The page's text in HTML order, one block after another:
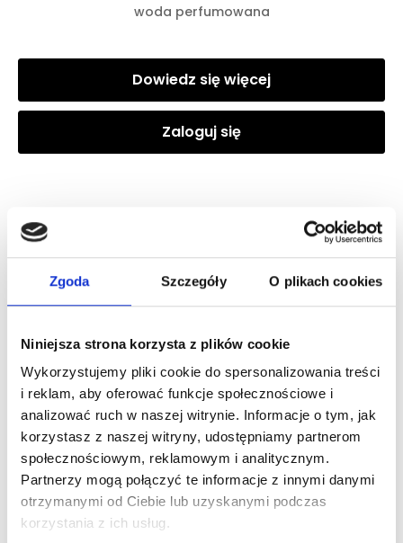
Zgoda Szczegóły O plikach cookies
Niniejsza strona korzysta z plików cookie
Wykorzystujemy pliki cookie do spersonalizowania treści
i reklam, aby oferować funkcje społecznościowe i
analizować ruch w naszej witrynie. Informacje o tym, jak
korzystasz z naszej witryny, udostępniamy partnerom
społecznościowym, reklamowym i analitycznym.
Partnerzy mogą połączyć te informacje z innymi danymi
otrzymanymi od Ciebie lub uzyskanymi podczas
korzystania z ich usług.
woda perfumowana
Dowiedz się więcej
Zaloguj się
Zaloguj się, aby zobaczyć cenę
DOLCE&GABBANA DEVOTION POUR HOMME EDP
woda perfumowana
Zaloguj się
Dlaczego warto?
Oryginalny produkt z autoryzowanej
dystrybucji